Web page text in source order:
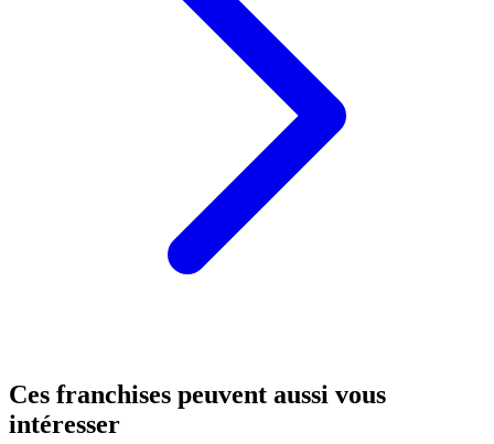
Ces franchises peuvent aussi vous
intéresser